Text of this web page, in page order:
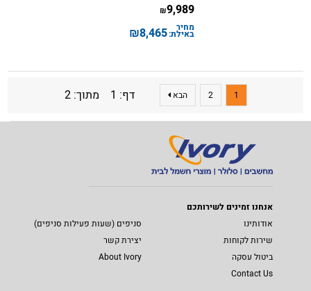
9,989
₪
מחיר
באילת:8,465
₪
1
2 הבא דף: 1 מתוך: 2
אנחנו זמינים לשירותכם
אודותינו
סניפים (שעות פעילות סניפים)
שירות לקוחות
יצירת קשר
ביטול עסקה
About Ivory
Contact Us